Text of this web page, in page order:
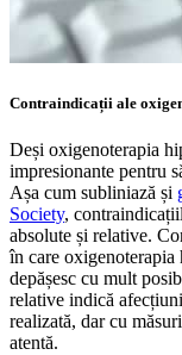
Contraindicații ale
Deși oxigenoterapia
impresionante pentru
Așa cum subliniază și
Society,
absolute și relative.
în care oxigenoterapia
depășesc cu mult
relative indică
realizată, dar cu
atentă.